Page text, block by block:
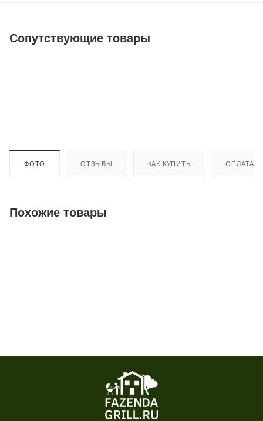
Сопутствующие товары
ФОТО ОТЗЫВЫ КАК КУПИТЬ ОПЛАТА
Похожие товары